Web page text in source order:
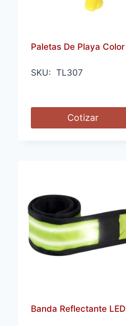
Paletas De Playa Color
SKU: TL307
Cotizar
Banda Reflectante LED